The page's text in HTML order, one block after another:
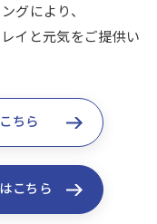
グにより、
イと元気をご提供い
ちら
こちら